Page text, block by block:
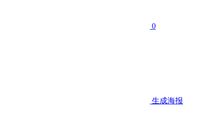
0
生成海报